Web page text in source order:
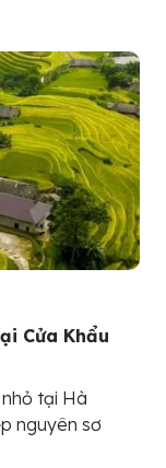
Cửa Khẩu
tại Hà
nguyên sơ